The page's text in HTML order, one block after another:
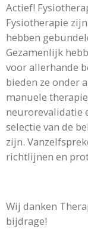
Actief!
Fysiotherapie
hebben
Gezamenlijk
voor allerhande
bieden ze onder
manuele
neurorevalidatie
selectie van de
zijn.
richtlijnen en
Wij danken
bijdrage!